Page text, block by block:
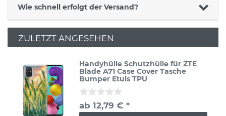
Wie schnell erfolgt der Versand?
ZULETZT ANGESEHEN
Handyhülle Schutzhülle für ZTE
Blade A71 Case Cover Tasche
Bumper Etuis TPU
ab 12,79 € *